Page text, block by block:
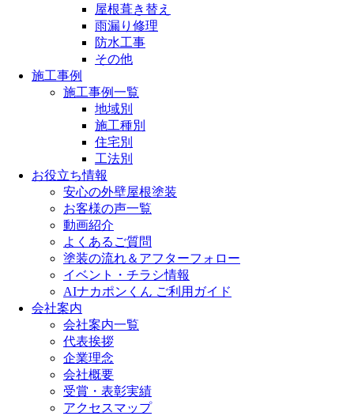
屋根葺き替え
雨漏り修理
防水工事
その他
施工事例
施工事例一覧
地域別
施工種別
住宅別
工法別
お役立ち情報
安心の外壁屋根塗装
お客様の声一覧
動画紹介
よくあるご質問
塗装の流れ＆アフターフォロー
イベント・チラシ情報
AIナカポンくん ご利用ガイド
会社案内
会社案内一覧
代表挨拶
企業理念
会社概要
受賞・表彰実績
アクセスマップ